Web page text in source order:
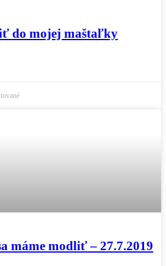
do mojej maštaľky
máme modliť – 27.7.2019